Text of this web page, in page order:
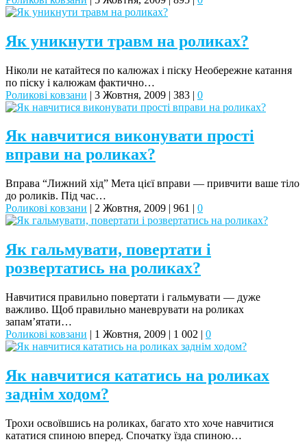
Як уникнути травм на роликах?
Ніколи не катайтеся по калюжах і піску Необережне катання
по піску і калюжам фактично…
Роликові ковзани | 3 Жовтня, 2009 | 383 | 0
Як навчитися виконувати прості
вправи на роликах?
Вправа “Лижний хід” Мета цієї вправи — привчити ваше тіло
до роликів. Під час…
Роликові ковзани | 2 Жовтня, 2009 | 961 | 0
Як гальмувати, повертати і
розвертатись на роликах?
Навчитися правильно повертати і гальмувати — дуже
важливо. Щоб правильно маневрувати на роликах
запам’ятати…
Роликові ковзани | 1 Жовтня, 2009 | 1 002 | 0
Як навчитися кататись на роликах
заднім ходом?
Трохи освоївшись на роликах, багато хто хоче навчитися
кататися спиною вперед. Спочатку їзда спиною…